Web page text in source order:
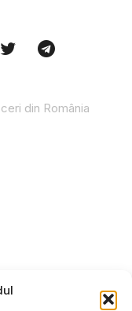
din România